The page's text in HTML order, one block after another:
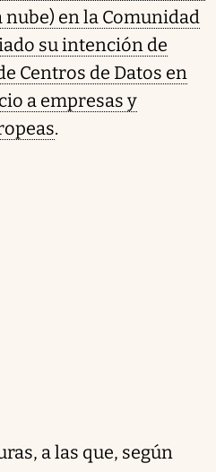
nube) en la Comunidad
su intención de
Centros de Datos en
a empresas y
.
a las que, según